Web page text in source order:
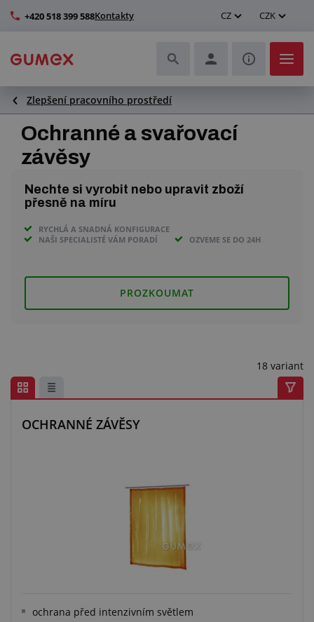
+420 518 399 588Kontakty CZ CZK
Hadice a jejich kompletace
Profily a výroba těsnění
Další pryžové a plastové výrobky
O nás a kariéra
Zlepšení pracovního prostředí
Ochranné a svařovací
závěsy
Nechte si vyrobit nebo upravit zboží
přesně na míru
RYCHLÁ A SNADNÁ KONFIGURACE
NAŠI SPECIALISTÉ VÁM PORADÍ
OZVEME SE DO 24H
PROZKOUMAT
18 variant
OCHRANNÉ ZÁVĚSY
ochrana před intenzivním světlem